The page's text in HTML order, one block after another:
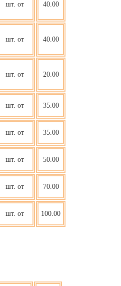
шт. от 40.00
шт. от 40.00
шт. от 20.00
шт. от 35.00
шт. от 35.00
шт. от 50.00
шт. от 70.00
шт. от 100.00